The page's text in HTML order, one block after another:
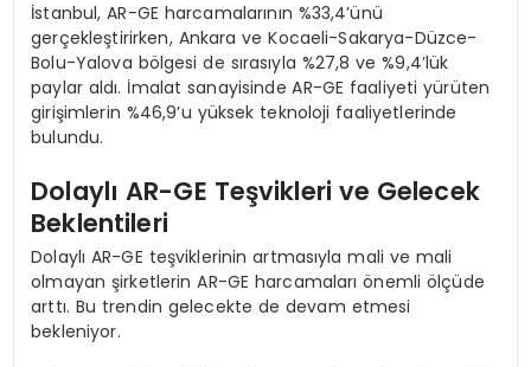
İstanbul, AR-GE harcamalarının %33,4’ünü
gerçekleştirirken, Ankara ve Kocaeli-Sakarya-Düzce-
Bolu-Yalova bölgesi de sırasıyla %27,8 ve %9,4’lük
paylar aldı. İmalat sanayisinde AR-GE faaliyeti yürüten
girişimlerin %46,9’u yüksek teknoloji faaliyetlerinde
bulundu.
Dolaylı AR-GE Teşvikleri ve Gelecek
Beklentileri
Dolaylı AR-GE teşviklerinin artmasıyla mali ve mali
olmayan şirketlerin AR-GE harcamaları önemli ölçüde
arttı. Bu trendin gelecekte de devam etmesi
bekleniyor.